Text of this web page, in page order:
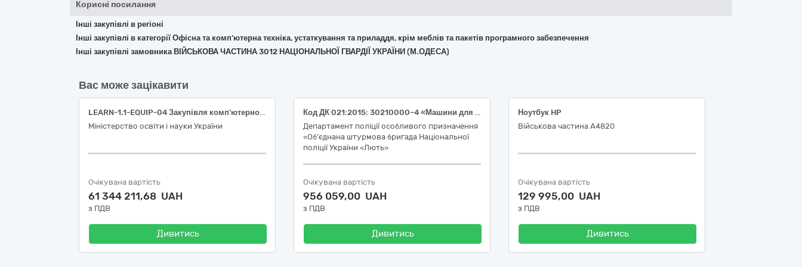
Корисні посилання
Інші закупівлі в регіоні
Інші закупівлі в категорії Офісна та комп’ютерна техніка, устаткування та приладдя, крім меблів та пакетів програмного забезпечення
Інші закупівлі замовника ВІЙСЬКОВА ЧАСТИНА 3012 НАЦІОНАЛЬНОЇ ГВАРДІЇ УКРАЇНИ (М.ОДЕСА)
Вас може зацікавити
LEARN-1.1-EQUIP-04 Закупівля комп’ютерного обладнання
Міністерство освіти і науки України
Очікувана вартість
61 344 211,68 UAH
з ПДВ
Дивитись
Код ДК 021:2015: 30210000–4 «Машини для обробки даних (апаратна частина)» Апаратно-програмний комплекс на базі моноблока (типу ARTLINE Home G43 (G43v23Win) або еквівалент)
Департамент поліції особливого призначення
«Об'єднана штурмова бригада Національної
поліції України «Лють»
Очікувана вартість
956 059,00 UAH
з ПДВ
Дивитись
Ноутбук HP
Військова частина А4820
Очікувана вартість
129 995,00 UAH
з ПДВ
Дивитись